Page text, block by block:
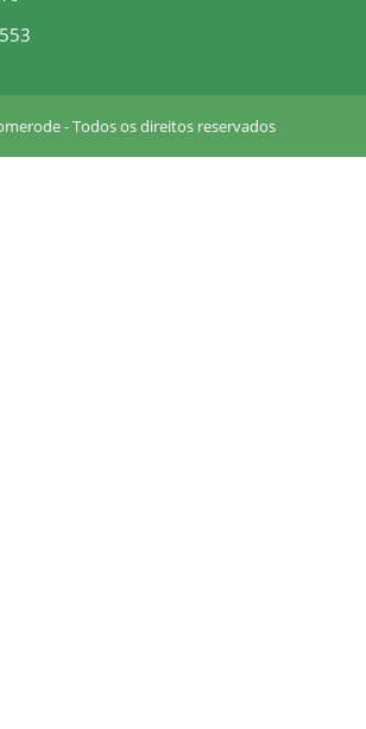
- Todos os direitos reservados